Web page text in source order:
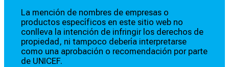
La mención de nombres de empresas o
productos específicos en este sitio web no
conlleva la intención de infringir los derechos de
propiedad, ni tampoco debería interpretarse
como una aprobación o recomendación por parte
de UNICEF.